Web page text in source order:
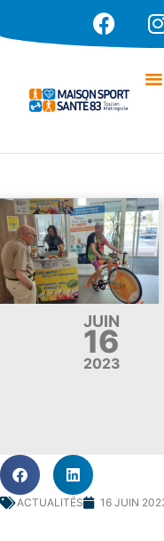
JUIN
16
2023
ACTUALITÉS 16 JUIN